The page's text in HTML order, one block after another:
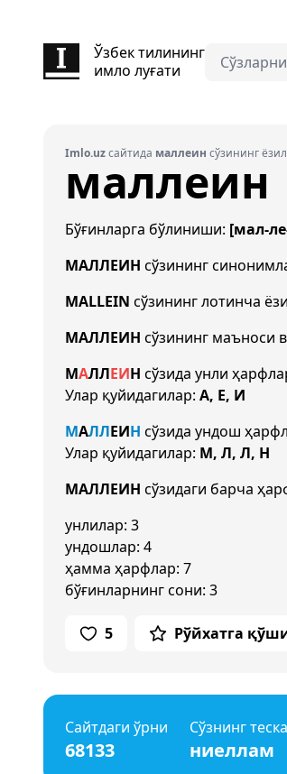
Ўзбек тилининг
имло луғати
Imlo.uzсайтида маллеин сўзининг
маллеин
Бўғинларга бўлиниши: [мал-
МАЛЛЕИН сўзининг
MALLEIN сўзининг лотинча
МАЛЛЕИН сўзининг маъноси
МАЛЛЕИН сўзида унли
Улар қуйидагилар: А, Е, И
МАЛЛЕИН сўзида ундош
Улар қуйидагилар: М, Л, Л, Н
МАЛЛЕИН сўзидаги барча
унлилар: 3
ундошлар: 4
ҳамма ҳарфлар: 7
бўғинларнинг сони: 3
5 Рўйхатга
Сайтдаги ўрни
68133
Сўзнинг
ниеллам